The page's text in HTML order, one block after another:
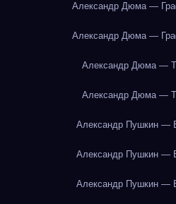
Александр Дюма —
Александр Дюма —
Александр Дюма —
Александр Дюма —
Александр Пушкин —
Александр Пушкин —
Александр Пушкин —